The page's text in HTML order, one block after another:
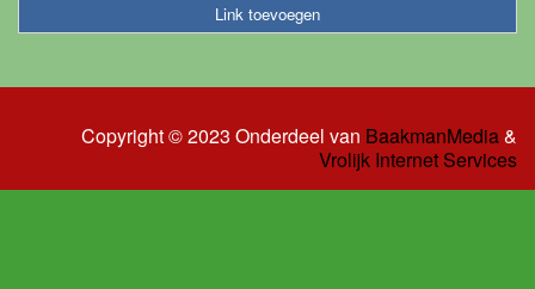
Link toevoegen
Copyright © 2023 Onderdeel van BaakmanMedia&
Vrolijk Internet Services